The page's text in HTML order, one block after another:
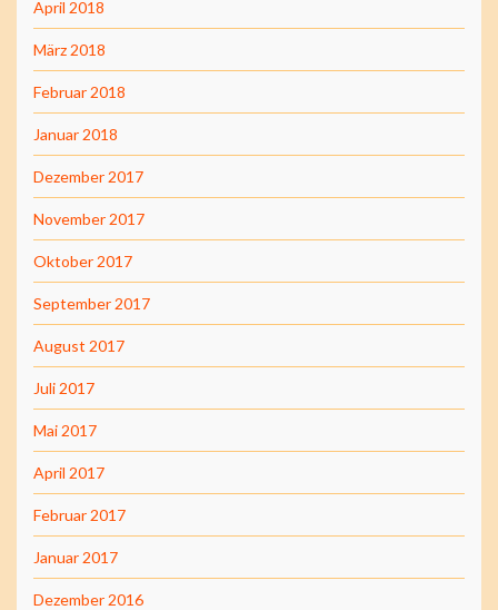
April 2018
März 2018
Februar 2018
Januar 2018
Dezember 2017
November 2017
Oktober 2017
September 2017
August 2017
Juli 2017
Mai 2017
April 2017
Februar 2017
Januar 2017
Dezember 2016